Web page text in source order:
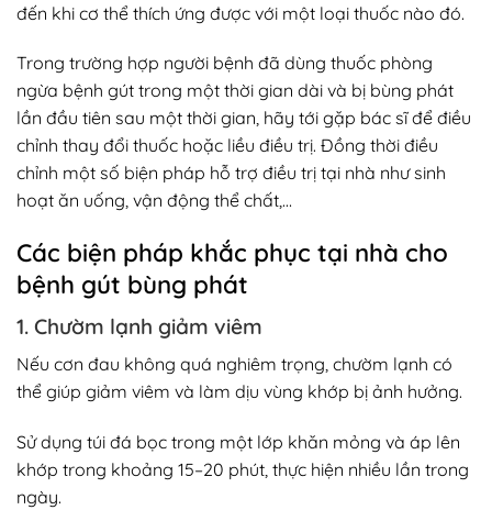
đến khi cơ thể thích ứng được với một loại thuốc nào đó.
Trong trường hợp người bệnh đã dùng thuốc phòng
ngừa bệnh gút trong một thời gian dài và bị bùng phát
lần đầu tiên sau một thời gian, hãy tới gặp bác sĩ để điều
chỉnh thay đổi thuốc hoặc liều điều trị. Đồng thời điều
chỉnh một số biện pháp hỗ trợ điều trị tại nhà như sinh
hoạt ăn uống, vận động thể chất,…
Các biện pháp khắc phục tại nhà cho
bệnh gút bùng phát
1. Chườm lạnh giảm viêm
Nếu cơn đau không quá nghiêm trọng, chườm lạnh có
thể giúp giảm viêm và làm dịu vùng khớp bị ảnh hưởng.
Sử dụng túi đá bọc trong một lớp khăn mỏng và áp lên
khớp trong khoảng 15–20 phút, thực hiện nhiều lần trong
ngày.